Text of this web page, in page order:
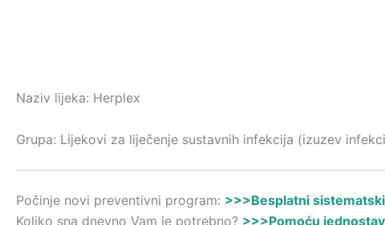
Naziv lijeka: Herplex
Grupa: Lijekovi za liječenje sustavnih infekcija (izuzev
Počinje novi preventivni program: >>>Besplatni
Koliko sna dnevno Vam je potrebno? >>>Pomoću